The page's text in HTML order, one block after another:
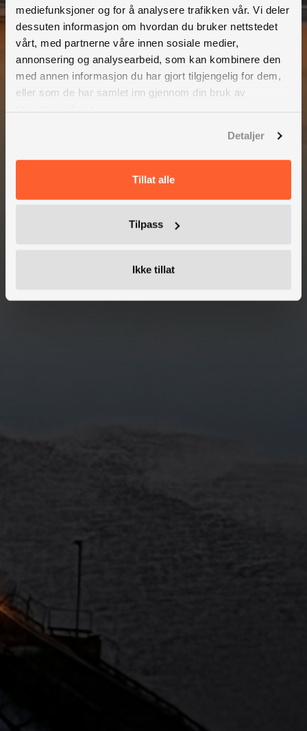
mediefunksjoner og for å analysere trafikken vår. Vi deler
dessuten informasjon om hvordan du bruker nettstedet
vårt, med partnerne våre innen sosiale medier,
annonsering og analysearbeid, som kan kombinere den
med annen informasjon du har gjort tilgjengelig for dem,
eller som de har samlet inn gjennom din bruk av
Detaljer
Tillat alle
Tilpass
Ikke tillat
Finnmark
Troms
Nordland